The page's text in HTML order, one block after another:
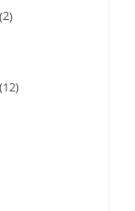
2
12